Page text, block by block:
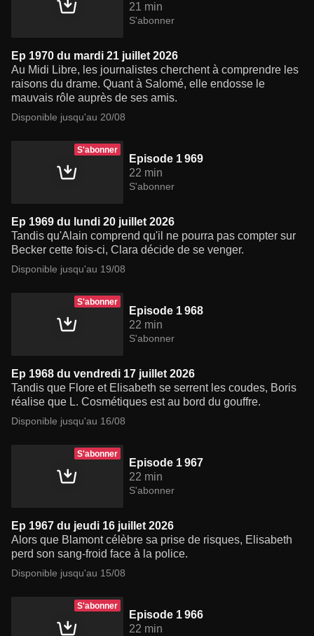
21 min
S'abonner
Ep 1970 du mardi 21 juillet 2026
Au Midi Libre, les journalistes cherchent à comprendre les
raisons du drame. Quant à Salomé, elle endosse le
mauvais rôle auprès de ses amis.
Disponible jusqu'au 20/08
S'abonner
Episode 1 969
22 min
S'abonner
Ep 1969 du lundi 20 juillet 2026
Tandis qu'Alain comprend qu'il ne pourra pas compter sur
Becker cette fois-ci, Clara décide de se venger.
Disponible jusqu'au 19/08
S'abonner
Episode 1 968
22 min
S'abonner
Ep 1968 du vendredi 17 juillet 2026
Tandis que Flore et Elisabeth se serrent les coudes, Boris
réalise que L. Cosmétiques est au bord du gouffre.
Disponible jusqu'au 16/08
S'abonner
Episode 1 967
22 min
S'abonner
Ep 1967 du jeudi 16 juillet 2026
Alors que Blamont célèbre sa prise de risques, Elisabeth
perd son sang-froid face à la police.
Disponible jusqu'au 15/08
S'abonner
Episode 1 966
22 min